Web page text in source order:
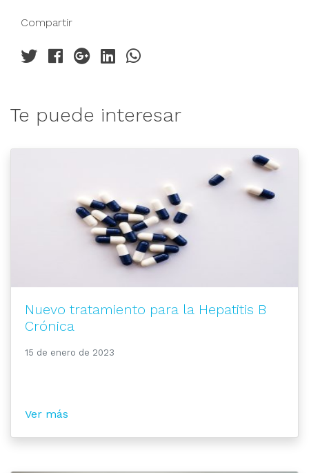
Compartir
Te puede interesar
Nuevo tratamiento para la Hepatitis B
Crónica
15 de enero de 2023
Ver más